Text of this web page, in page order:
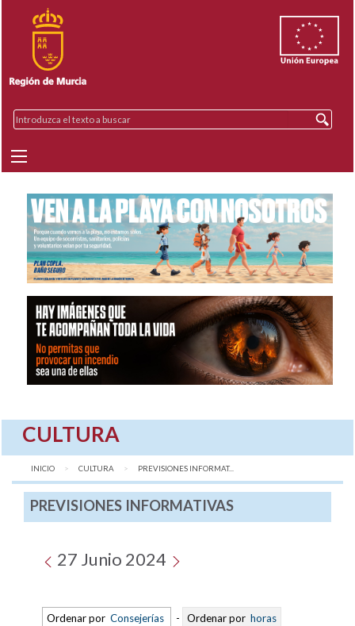
CULTURA
INICIO CULTURA AQUÍ:
PREVISIONES INFORMAT...
PREVISIONES INFORMATIVAS
27 Junio 2024
Ordenar por Consejerías - Ordenar por horas